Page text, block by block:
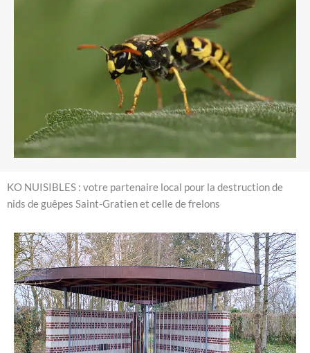
KO NUISIBLES : votre partenaire local pour la destruction de
nids de guêpes Saint-Gratien et celle de frelons